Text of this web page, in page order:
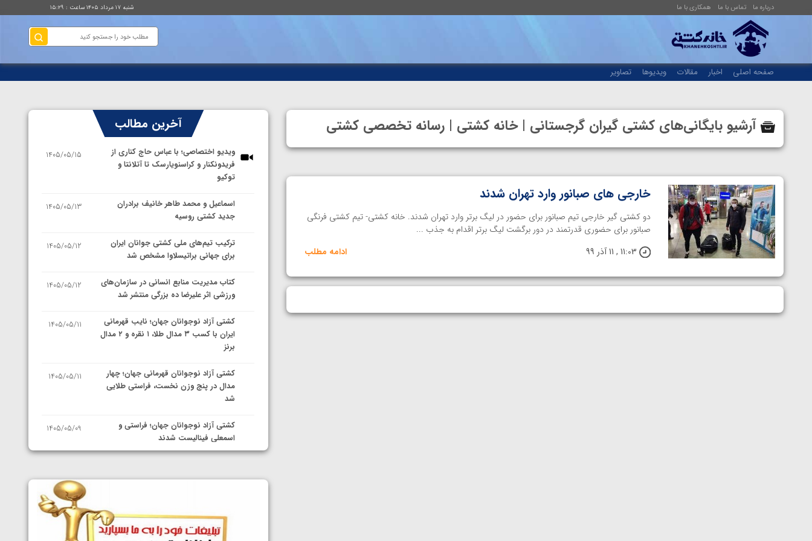
درباره ما تماس با ما همکاری با ما شنبه ۱۷ مرداد ۱۴۰۵ ساعت : ۱۵:۲۹
صفحه اصلی اخبار مقالات ویدیوها تصاویر
آرشیو بایگانی‌های کشتی گیران گرجستانی | خانه کشتی | رسانه تخصصی کشتی
خارجی های صبانور وارد تهران شدند
دو کشتی گیر خارجی تیم صبانور برای حضور در لیگ برتر وارد تهران شدند. خانه کشتی- تیم کشتی فرنگی
صبانور برای حضوری قدرتمند در دور برگشت لیگ برتر اقدام به جذب ...
11:03 , 11 آذر 99
ادامه مطلب
آخرین مطالب
ویدیو اختصاصی؛ با عباس حاج کناری از
فریدونکنار و کراسنویارسک تا آتلانتا و
توکیو
1405/05/15
اسماعیل و محمد طاهر خانیف برادران
جدید کشتی روسیه
1405/05/13
ترکیب تیم‌های ملی کشتی جوانان ایران
برای جهانی براتیسلاوا مشخص شد
1405/05/12
کتاب مدیریت منابع انسانی در سازمان‌های
ورزشی اثر علیرضا ده بزرگی منتشر شد
1405/05/12
کشتی آزاد نوجوانان جهان؛ نایب قهرمانی
ایران با کسب ۳ مدال طلا، ۱ نقره و ۲ مدال
برنز
1405/05/11
کشتی آزاد نوجوانان قهرمانی جهان؛ چهار
مدال در پنج وزن نخست، فراستی طلایی
شد
1405/05/11
کشتی آزاد نوجوانان جهان؛ فراستی و
اسمعلی فینالیست شدند
1405/05/09
نمایندگان ایران مشخص شدند
سوم برای ایران
1405/05/07